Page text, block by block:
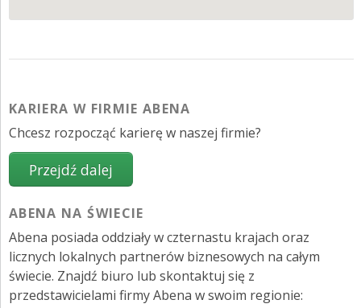
KARIERA W FIRMIE ABENA
Chcesz rozpocząć karierę w naszej firmie?
ABENA NA ŚWIECIE
Abena posiada oddziały w czternastu krajach oraz
licznych lokalnych partnerów biznesowych na całym
świecie. Znajdź biuro lub skontaktuj się z
przedstawicielami firmy Abena w swoim regionie: